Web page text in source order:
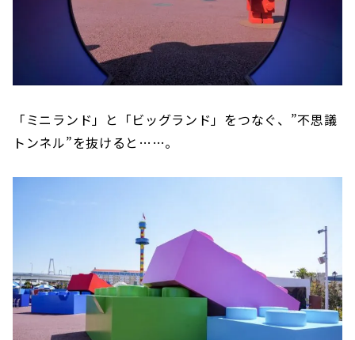
「ミニランド」と「ビッグランド」をつなぐ、”不思議
トンネル”を抜けると……。